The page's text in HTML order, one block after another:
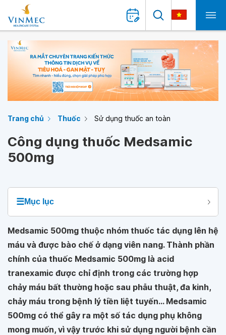
Trang chủ Thuốc Sử dụng thuốc an toàn
Công dụng thuốc Medsamic
500mg
☰Mục lục
Medsamic 500mg thuộc nhóm thuốc tác dụng lên hệ
máu và được bào chế ở dạng viên nang. Thành phần
chính của thuốc Medsamic 500mg là acid
tranexamic được chỉ định trong các trường hợp
chảy máu bất thường hoặc sau phẫu thuật, đa kinh,
chảy máu trong bệnh lý tiền liệt tuyến... Medsamic
500mg có thể gây ra một số tác dụng phụ không
mong muốn, vì vậy trước khi sử dụng người bệnh cần